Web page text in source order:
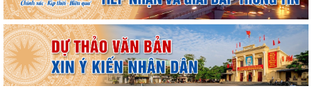
THÔNG BÁO CÔNG KHAI ĐƯỜNG DÂY NÓNG TIẾP NHẬN PHẢN ÁNH, TỐ
GIÁC HÀNH VI KINH DOANH HÀNG GIẢ, HÀNG...
PHƯỜNG AN DƯƠNG THÔNG BÁO CÔNG KHAI SỐ ĐIỆN THOẠI ĐƯỜNG
DÂY NÓNG VÀ TRANG FACEBOOK TIẾP NHẬN THÔNG...